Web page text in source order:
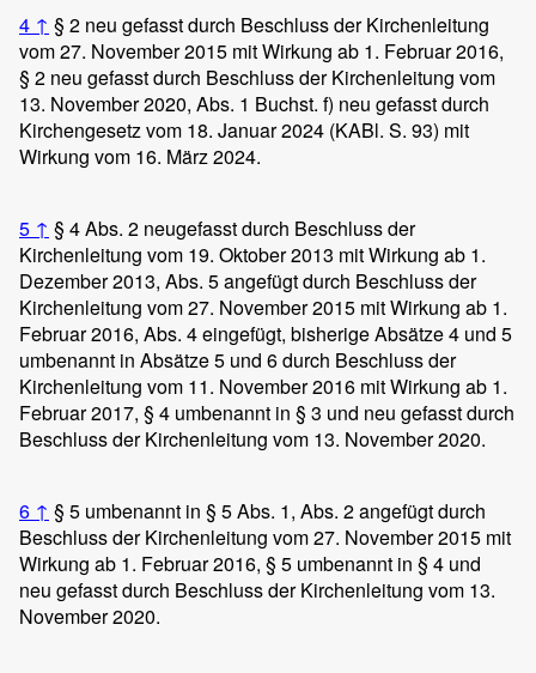
4 ↑ § 2 neu gefasst durch Beschluss der Kirchenleitung
vom 27. November 2015 mit Wirkung ab 1. Februar 2016,
§ 2 neu gefasst durch Beschluss der Kirchenleitung vom
13. November 2020, Abs. 1 Buchst. f) neu gefasst durch
Kirchengesetz vom 18. Januar 2024 (KABl. S. 93) mit
Wirkung vom 16. März 2024.
5 ↑ § 4 Abs. 2 neugefasst durch Beschluss der
Kirchenleitung vom 19. Oktober 2013 mit Wirkung ab 1.
Dezember 2013, Abs. 5 angefügt durch Beschluss der
Kirchenleitung vom 27. November 2015 mit Wirkung ab 1.
Februar 2016, Abs. 4 eingefügt, bisherige Absätze 4 und 5
umbenannt in Absätze 5 und 6 durch Beschluss der
Kirchenleitung vom 11. November 2016 mit Wirkung ab 1.
Februar 2017, § 4 umbenannt in § 3 und neu gefasst durch
Beschluss der Kirchenleitung vom 13. November 2020.
6 ↑ § 5 umbenannt in § 5 Abs. 1, Abs. 2 angefügt durch
Beschluss der Kirchenleitung vom 27. November 2015 mit
Wirkung ab 1. Februar 2016, § 5 umbenannt in § 4 und
neu gefasst durch Beschluss der Kirchenleitung vom 13.
November 2020.